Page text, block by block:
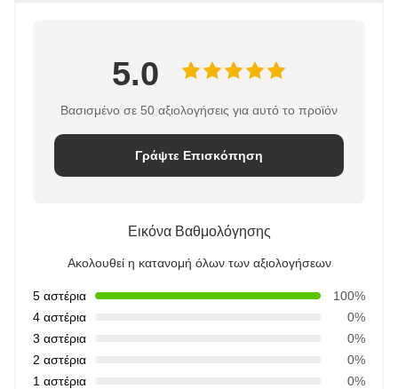
5.0
Βασισμένο σε 50 αξιολογήσεις για αυτό το προϊόν
Γράψτε Επισκόπηση
Εικόνα Βαθμολόγησης
Ακολουθεί η κατανομή όλων των αξιολογήσεων
5 αστέρια
100%
4 αστέρια
0%
3 αστέρια
0%
2 αστέρια
0%
1 αστέρια
0%